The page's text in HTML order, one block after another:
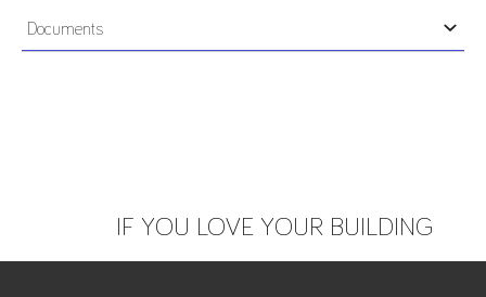
1 x KP3000D-P Clavier avec lecteur de proximité
Documents
IF YOU LOVE YOUR BUILDING